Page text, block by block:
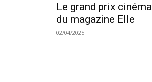
Le grand prix cinéma
du magazine Elle
02/04/2025